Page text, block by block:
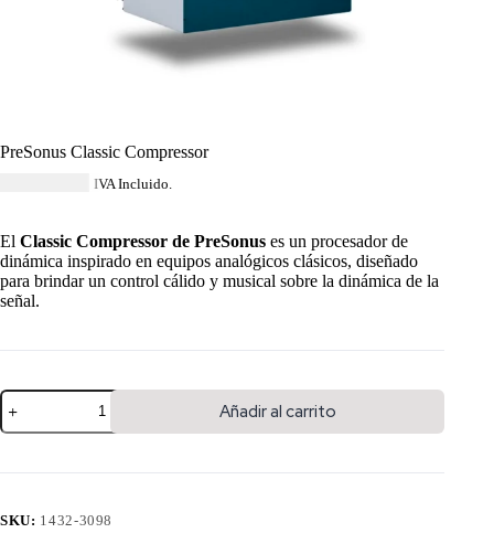
PreSonus Classic Compressor
IVA Incluido.
El Classic Compressor de PreSonus es un procesador de
dinámica inspirado en equipos analógicos clásicos, diseñado
para brindar un control cálido y musical sobre la dinámica de la
señal.
Añadir al carrito
SKU: 1432-3098